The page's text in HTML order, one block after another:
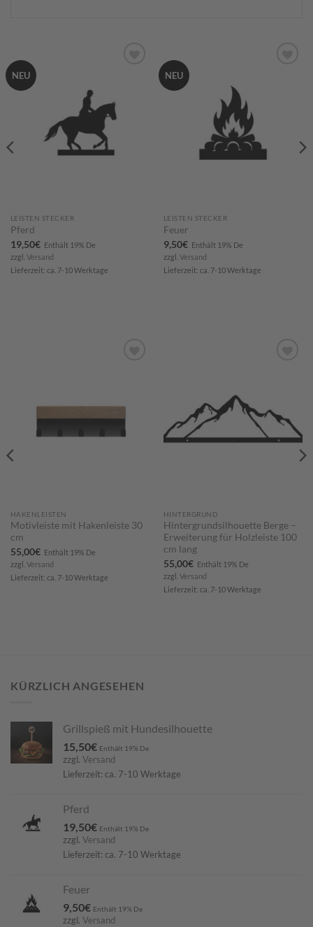
NEU
LEISTEN STECKER
Pferd
19,50€ Enthält 19% De
zzgl. Versand
Lieferzeit: ca. 7-10 Werktage
NEU
LEISTEN STECKER
Feuer
9,50€ Enthält 19% De
zzgl. Versand
Lieferzeit: ca. 7-10 Werktage
HAKENLEISTEN
Motivleiste mit Hakenleiste 30
cm
55,00€ Enthält 19% De
zzgl. Versand
Lieferzeit: ca. 7-10 Werktage
HINTERGRUND
Hintergrundsilhouette Berge –
Erweiterung für Holzleiste 100
cm lang
55,00€ Enthält 19% De
zzgl. Versand
Lieferzeit: ca. 7-10 Werktage
KÜRZLICH ANGESEHEN
Grillspieß mit Hundesilhouette
15,50€ Enthält 19% De
zzgl. Versand
Lieferzeit: ca. 7-10 Werktage
Pferd
19,50€ Enthält 19% De
zzgl. Versand
Lieferzeit: ca. 7-10 Werktage
Feuer
9,50€ Enthält 19% De
zzgl. Versand